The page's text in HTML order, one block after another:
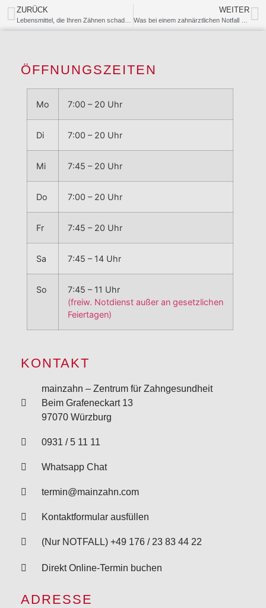
ZURÜCK WEITER
ÖFFNUNGSZEITEN
Mo 7:00 – 20 Uhr
Di 7:00 – 20 Uhr
Mi 7:45 – 20 Uhr
Do 7:00 – 20 Uhr
Fr 7:45 – 20 Uhr
Sa 7:45 – 14 Uhr
So
7:45 – 11 Uhr
(freiw. Notdienst außer an gesetzlichen
Feiertagen)
KONTAKT
mainzahn – Zentrum für Zahngesundheit
Beim Grafeneckart 13
97070 Würzburg
0931 / 5 11 11
Whatsapp Chat
termin@mainzahn.com
Kontaktformular ausfüllen
(Nur NOTFALL) +49 176 / 23 83 44 22
Direkt Online-Termin buchen
ADRESSE